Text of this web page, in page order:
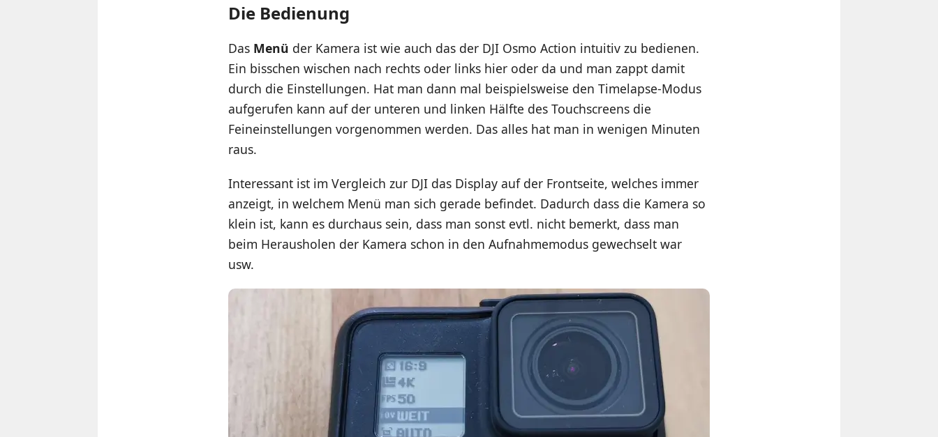
Die Bedienung
Das Menü der Kamera ist wie auch das der DJI Osmo Action intuitiv zu bedienen.
Ein bisschen wischen nach rechts oder links hier oder da und man zappt damit
durch die Einstellungen. Hat man dann mal beispielsweise den Timelapse-Modus
aufgerufen kann auf der unteren und linken Hälfte des Touchscreens die
Feineinstellungen vorgenommen werden. Das alles hat man in wenigen Minuten
raus.
Interessant ist im Vergleich zur DJI das Display auf der Frontseite, welches immer
anzeigt, in welchem Menü man sich gerade befindet. Dadurch dass die Kamera so
klein ist, kann es durchaus sein, dass man sonst evtl. nicht bemerkt, dass man
beim Herausholen der Kamera schon in den Aufnahmemodus gewechselt war
usw.